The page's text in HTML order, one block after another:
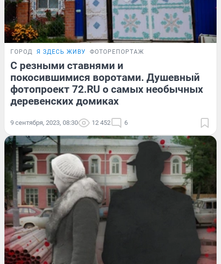
ГОРОД Я ЗДЕСЬ ЖИВУ ФОТОРЕПОРТАЖ
С резными ставнями и
покосившимися воротами. Душевный
фотопроект 72.RU о самых необычных
деревенских домиках
9 сентября, 2023, 08:30 12 452 6